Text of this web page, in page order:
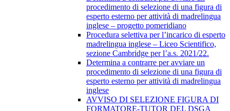
procedimento di selezione di una figura di
esperto esterno per attività di madrelingua
inglese – progetto pomeridiano
Procedura selettiva per l’incarico di esperto
madrelingua inglese – Liceo Scientifico,
sezione Cambridge per l’a.s. 2021/22.
Determina a contrarre per avviare un
procedimento di selezione di una figura di
esperto esterno per attività di madrelingua
inglese
AVVISO DI SELEZIONE FIGURA DI
FORMATORE-TUTOR DEL DSGA